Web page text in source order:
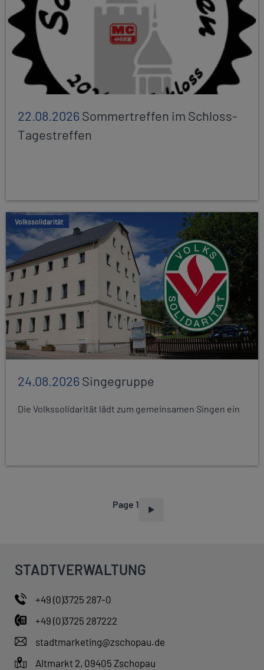
22.08.2026Sommertreffen im Schloss-
Tagestreffen
Volkssolidarität
24.08.2026Singegruppe
Die Volkssolidarität lädt zum gemeinsamen Singen ein
Page 1
STADTVERWALTUNG
+49 (0)3725 287-0
+49 (0)3725 287222
stadtmarketing@zschopau.de
Altmarkt 2, 09405 Zschopau